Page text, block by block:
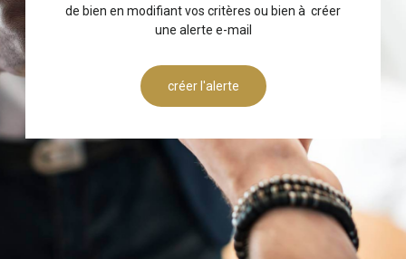
de bien en modifiant vos critères ou bien à créer
une alerte e-mail
créer l'alerte